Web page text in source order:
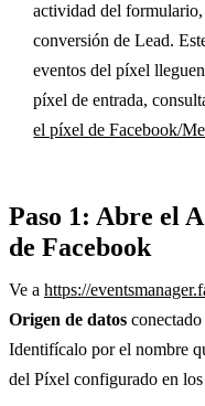
actividad del
conversión de Lead.
eventos del píxel
píxel de entrada,
el píxel de Facebook/
Paso 1: Abre el
de Facebook
Ve a https://
Origen de datos
Identifícalo por el nombre
del Píxel configurado en